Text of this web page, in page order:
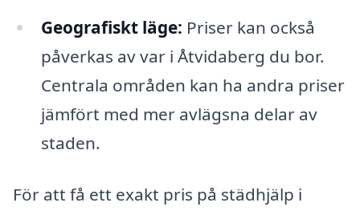
Geografiskt läge: Priser kan också
påverkas av var i Åtvidaberg du bor.
Centrala områden kan ha andra priser
jämfört med mer avlägsna delar av
staden.
För att få ett exakt pris på städhjälp i